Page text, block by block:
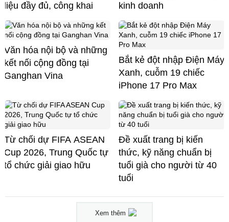
liệu đầy đủ, công khai
kinh doanh
Văn hóa nội bộ và những
kết nối cộng đồng tại
Ganghan Vina
Bắt kẻ đột nhập Điện Máy
Xanh, cuỗm 19 chiếc
iPhone 17 Pro Max
Từ chối dự FIFA ASEAN
Cup 2026, Trung Quốc tự
tổ chức giải giao hữu
Đề xuất trang bị kiến
thức, kỹ năng chuẩn bị
tuổi già cho người từ 40
tuổi
Xem thêm